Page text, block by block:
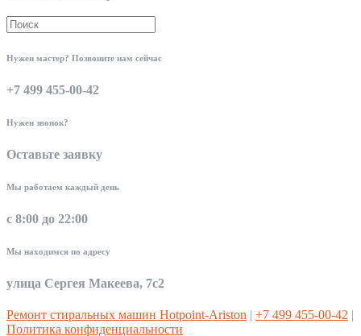
Нужен мастер? Позвоните нам сейчас
+7 499 455-00-42
Нужен звонок?
Оставьте заявку
Мы работаем каждый день
с 8:00 до 22:00
Мы находимся по адресу
улица Сергея Макеева, 7с2
Ремонт стиральных машин Hotpoint-Ariston | +7 499 455-00-42 |
Политика конфиденциальности